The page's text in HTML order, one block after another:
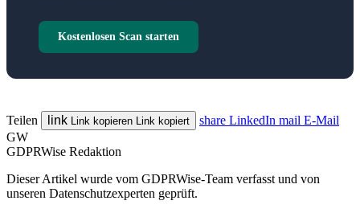
Kostenlosen Scan starten
Teilen link Link kopieren Link kopiert share LinkedIn mail E-Mail
GW
GDPRWise Redaktion
Dieser Artikel wurde vom GDPRWise-Team verfasst und von
unseren Datenschutzexperten geprüft.